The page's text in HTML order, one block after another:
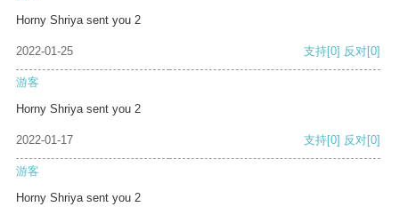
Horny Shriya sent you 2
2022-01-25 支持[0] 反对[0]
游客
Horny Shriya sent you 2
2022-01-17 支持[0] 反对[0]
游客
Horny Shriya sent you 2